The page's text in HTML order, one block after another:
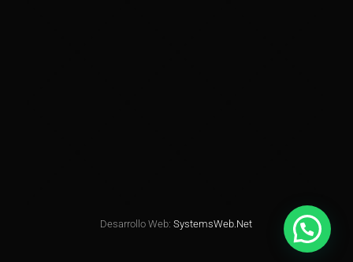
Desarrollo Web: SystemsWeb.Net